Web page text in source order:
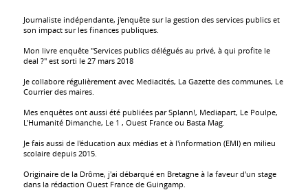
Journaliste indépendante, j'enquête sur la gestion des services publics et
son impact sur les finances publiques.
Mon livre enquête "Services publics délégués au privé, à qui profite le
deal ?" est sorti le 27 mars 2018
Je collabore régulièrement avec Mediacités, La Gazette des communes, Le
Courrier des maires.
Mes enquêtes ont aussi été publiées par Splann!, Mediapart, Le Poulpe,
L'Humanité Dimanche, Le 1 , Ouest France ou Basta Mag.
Je fais aussi de l'éducation aux médias et à l'information (EMI) en milieu
scolaire depuis 2015.
Originaire de la Drôme, j'ai débarqué en Bretagne à la faveur d'un stage
dans la rédaction Ouest France de Guingamp.